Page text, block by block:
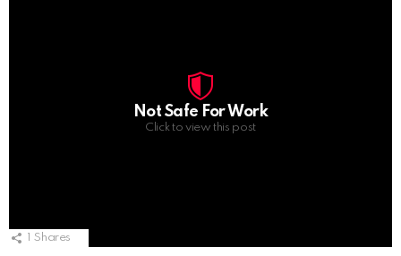
Not Safe For Work
Click to view this post
1 Shares